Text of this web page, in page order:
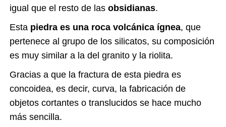
igual que el resto de las obsidianas.
Esta piedra es una roca volcánica ígnea, que
pertenece al grupo de los silicatos, su composición
es muy similar a la del granito y la riolita.
Gracias a que la fractura de esta piedra es
concoidea, es decir, curva, la fabricación de
objetos cortantes o translucidos se hace mucho
más sencilla.